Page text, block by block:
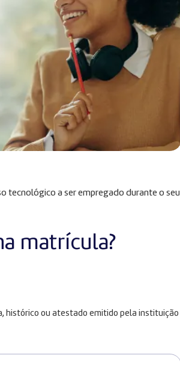
tecnológico a ser empregado durante o seu
matrícula?
histórico ou atestado emitido pela instituição